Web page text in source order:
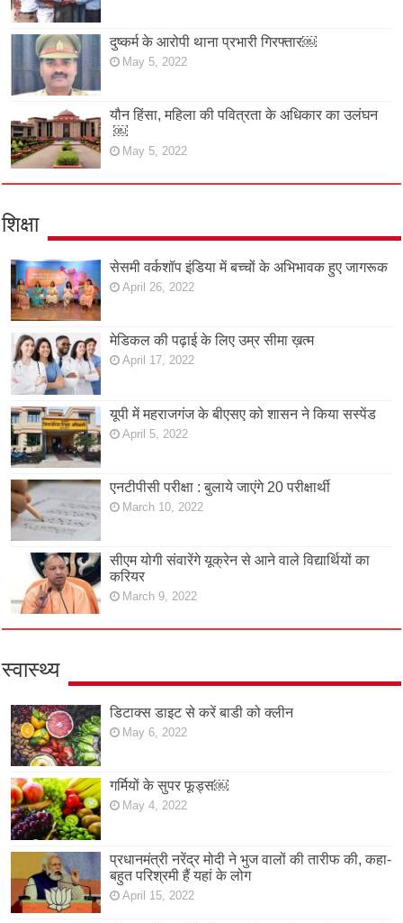
दुष्कर्म के आरोपी थाना प्रभारी गिरफ्तार￼
May 5, 2022
यौन हिंसा, महिला की पवित्रता के अधिकार का उलंघन
￼
May 5, 2022
शिक्षा
सेसमी वर्कशॉप इंडिया में बच्चों के अभिभावक हुए जागरूक
April 26, 2022
मेडिकल की पढ़ाई के लिए उम्र सीमा ख़त्म
April 17, 2022
यूपी में महराजगंज के बीएसए को शासन ने किया सस्पेंड
April 5, 2022
एनटीपीसी परीक्षा : बुलाये जाएंगे 20 परीक्षार्थी
March 10, 2022
सीएम योगी संवारेंगे यूक्रेन से आने वाले विद्यार्थियों का
करियर
March 9, 2022
स्वास्थ्य
डिटाक्स डाइट से करें बाडी को क्लीन
May 6, 2022
गर्मियों के सुपर फूड्स￼
May 4, 2022
प्रधानमंत्री नरेंद्र मोदी ने भुज वालों की तारीफ की, कहा-
बहुत परिश्रमी हैं यहां के लोग
April 15, 2022